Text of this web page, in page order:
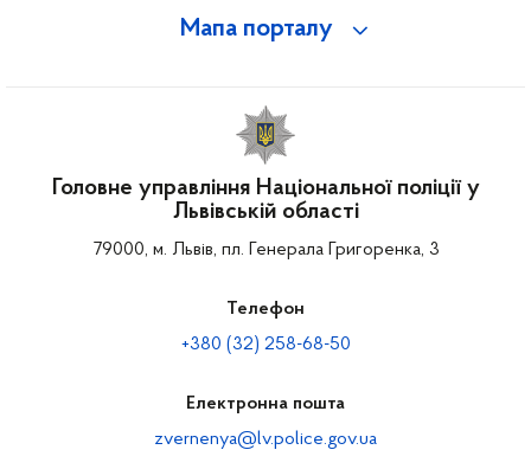
Мапа порталу
Головне управління Національної поліції у
Львівській області
79000, м. Львів, пл. Генерала Григоренка, 3
Телефон
+380 (32) 258-68-50
Електронна пошта
zvernenya@lv.police.gov.ua